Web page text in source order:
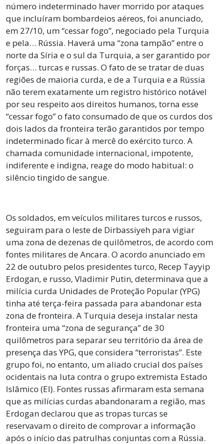
número indeterminado haver morrido por ataques
que incluíram bombardeios aéreos, foi anunciado,
em 27/10, um “cessar fogo”, negociado pela Turquia
e pela… Rússia. Haverá uma “zona tampão” entre o
norte da Síria e o sul da Turquia, a ser garantido por
forças… turcas e russas. O fato de se tratar de duas
regiões de maioria curda, e de a Turquia e a Rússia
não terem exatamente um registro histórico notável
por seu respeito aos direitos humanos, torna esse
“cessar fogo” o fato consumado de que os curdos dos
dois lados da fronteira terão garantidos por tempo
indeterminado ficar à mercê do exército turco. A
chamada comunidade internacional, impotente,
indiferente e indigna, reage do modo habitual: o
silêncio tingido de sangue.
Os soldados, em veículos militares turcos e russos,
seguiram para o leste de Dirbassiyeh para vigiar
uma zona de dezenas de quilômetros, de acordo com
fontes militares de Ancara. O acordo anunciado em
22 de outubro pelos presidentes turco, Recep Tayyip
Erdogan, e russo, Vladimir Putin, determinava que a
milícia curda Unidades de Proteção Popular (YPG)
tinha até terça-feira passada para abandonar esta
zona de fronteira. A Turquia deseja instalar nesta
fronteira uma “zona de segurança” de 30
quilômetros para separar seu território da área de
presença das YPG, que considera “terroristas”. Este
grupo foi, no entanto, um aliado crucial dos países
ocidentais na luta contra o grupo extremista Estado
Islâmico (EI). Fontes russas afirmaram esta semana
que as milícias curdas abandonaram a região, mas
Erdogan declarou que as tropas turcas se
reservavam o direito de comprovar a informação
após o início das patrulhas conjuntas com a Rússia.